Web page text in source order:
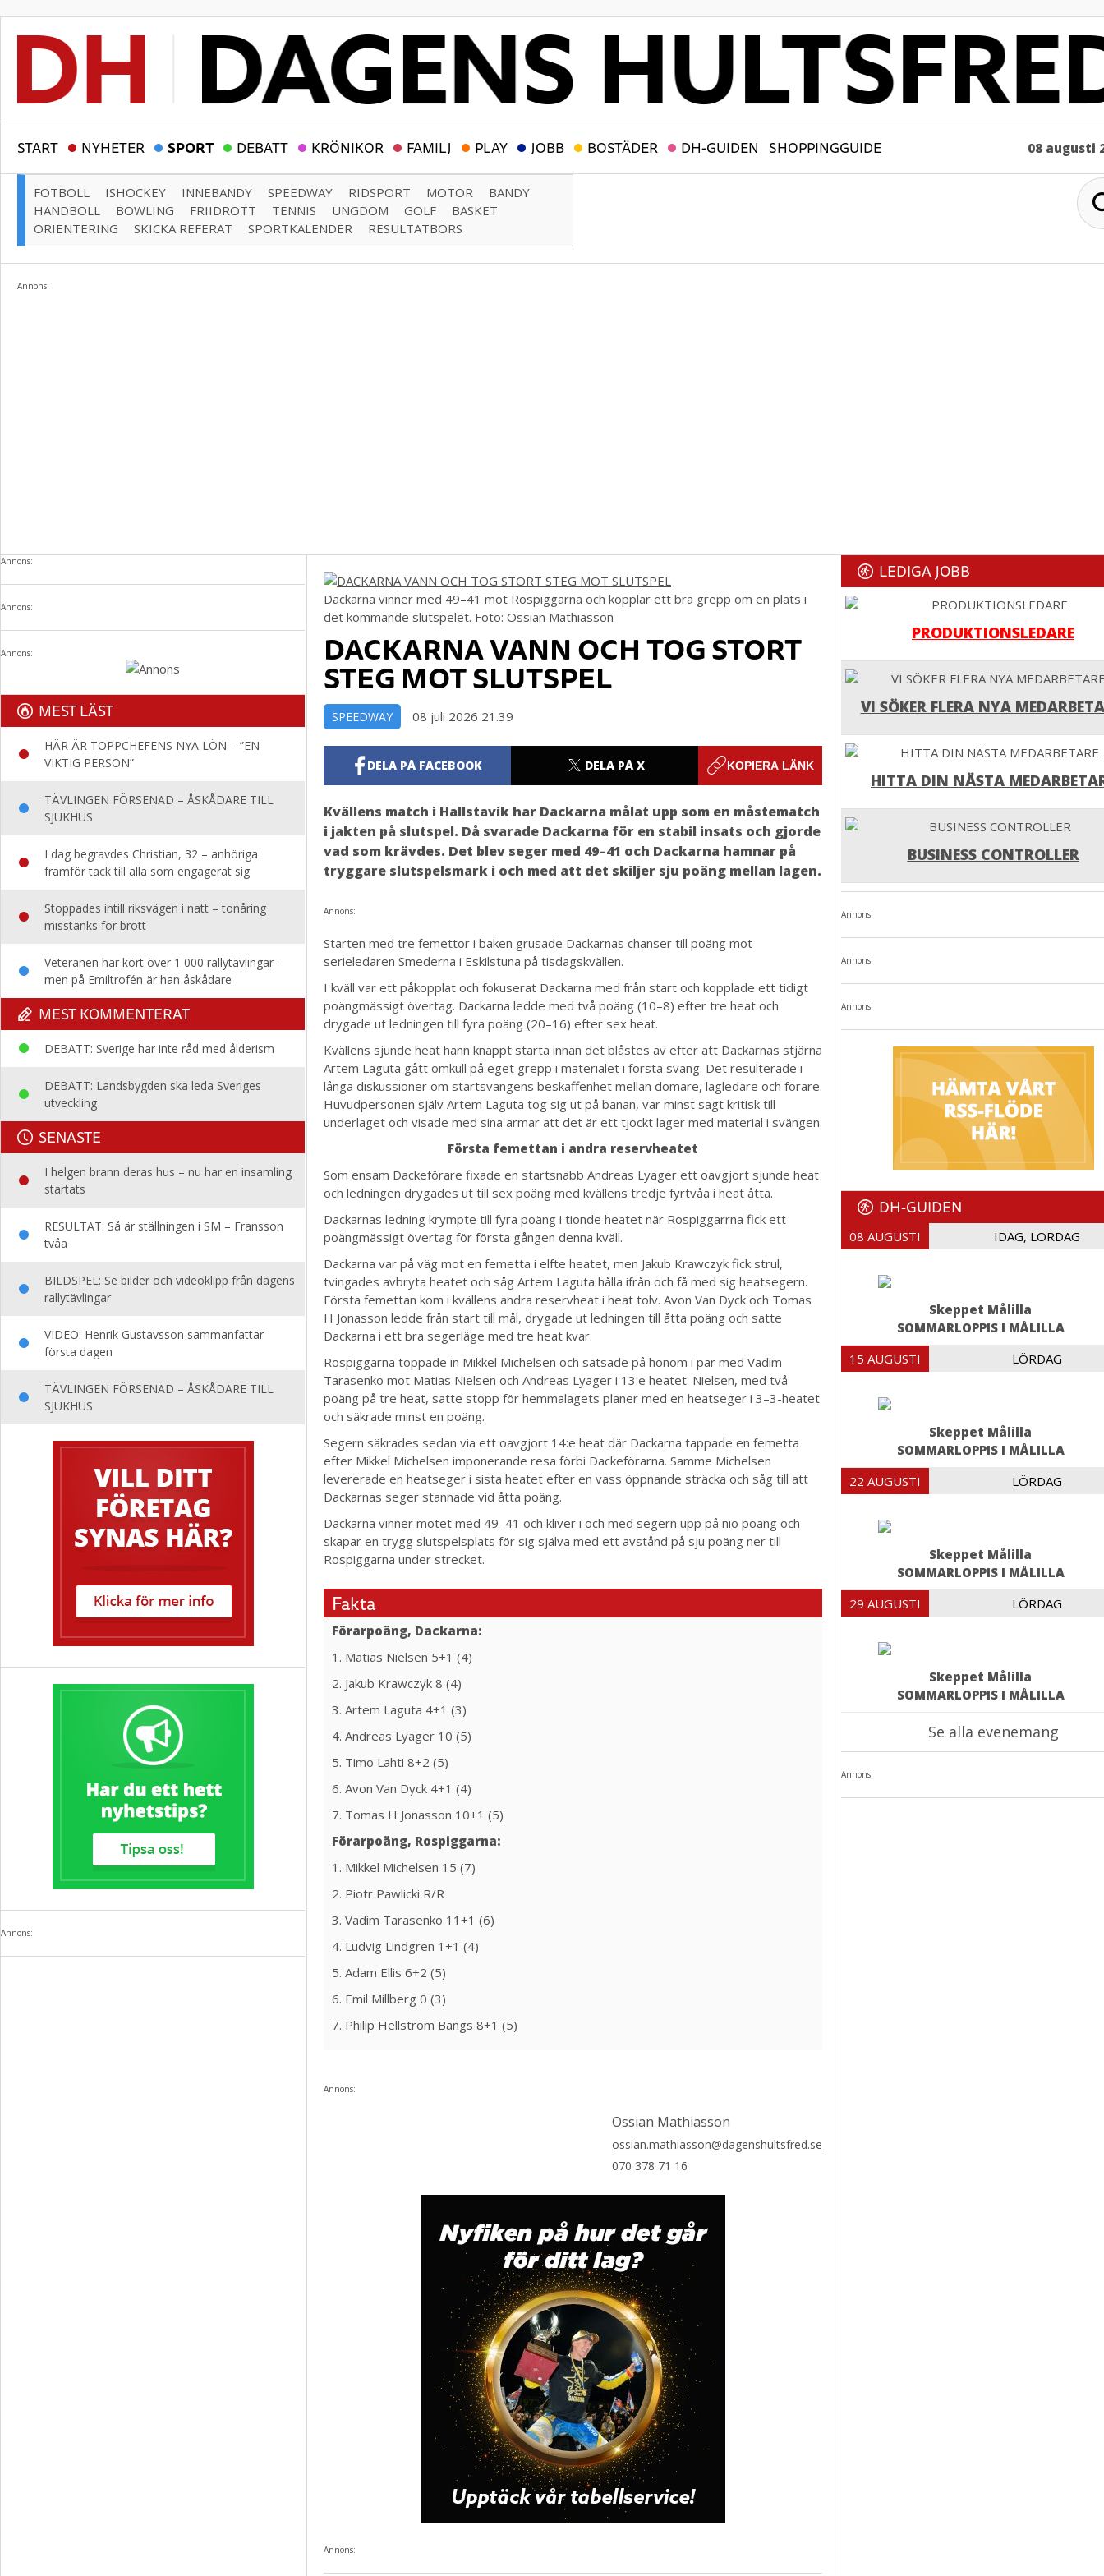
START NYHETER SPORT DEBATT KRÖNIKOR FAMILJ PLAY JOBB BOSTÄDER DH-GUIDEN SHOPPINGGUIDE 08 augusti
FOTBOLL ISHOCKEY INNEBANDY SPEEDWAY RIDSPORT MOTOR
BANDY
HANDBOLL
BOWLING FRIIDROTT TENNIS UNGDOM GOLF
BASKET
ORIENTERING
SKICKA REFERAT SPORTKALENDER RESULTATBÖRS
Annons:
Annons:
Annons:
Annons:
MEST LÄST
HÄR ÄR TOPPCHEFENS NYA LÖN – ”EN
VIKTIG PERSON”
TÄVLINGEN FÖRSENAD – ÅSKÅDARE TILL
SJUKHUS
I dag begravdes Christian, 32 – anhöriga
framför tack till alla som engagerat sig
Stoppades intill riksvägen i natt – tonåring
misstänks för brott
Veteranen har kört över 1 000 rallytävlingar –
men på Emiltrofén är han åskådare
MEST KOMMENTERAT
DEBATT: Sverige har inte råd med ålderism
DEBATT: Landsbygden ska leda Sveriges
utveckling
SENASTE
I helgen brann deras hus – nu har en insamling
startats
RESULTAT: Så är ställningen i SM – Fransson
tvåa
BILDSPEL: Se bilder och videoklipp från dagens
rallytävlingar
VIDEO: Henrik Gustavsson sammanfattar
första dagen
TÄVLINGEN FÖRSENAD – ÅSKÅDARE TILL
SJUKHUS
Annons:
Dackarna vinner med 49–41 mot Rospiggarna och kopplar ett bra grepp om en plats i
det kommande slutspelet. Foto: Ossian Mathiasson
DACKARNA VANN OCH TOG STORT
STEG MOT SLUTSPEL
SPEEDWAY 08 juli 2026 21.39
DELA PÅ FACEBOOK DELA PÅ X KOPIERA LÄNK
Kvällens match i Hallstavik har Dackarna målat upp som en måstematch
i jakten på slutspel. Då svarade Dackarna för en stabil insats och gjorde
vad som krävdes. Det blev seger med 49–41 och Dackarna hamnar på
tryggare slutspelsmark i och med att det skiljer sju poäng mellan lagen.
Annons:
Starten med tre femettor i baken grusade Dackarnas chanser till poäng mot
serieledaren Smederna i Eskilstuna på tisdagskvällen.
I kväll var ett påkopplat och fokuserat Dackarna med från start och kopplade ett tidigt
poängmässigt övertag. Dackarna ledde med två poäng (10–8) efter tre heat och
drygade ut ledningen till fyra poäng (20–16) efter sex heat.
Kvällens sjunde heat hann knappt starta innan det blåstes av efter att Dackarnas stjärna
Artem Laguta gått omkull på eget grepp i materialet i första sväng. Det resulterade i
långa diskussioner om startsvängens beskaffenhet mellan domare, lagledare och förare.
Huvudpersonen själv Artem Laguta tog sig ut på banan, var minst sagt kritisk till
underlaget och visade med sina armar att det är ett tjockt lager med material i svängen.
Första femettan i andra reservheatet
Som ensam Dackeförare fixade en startsnabb Andreas Lyager ett oavgjort sjunde heat
och ledningen drygades ut till sex poäng med kvällens tredje fyrtvåa i heat åtta.
Dackarnas ledning krympte till fyra poäng i tionde heatet när Rospiggarrna fick ett
poängmässigt övertag för första gången denna kväll.
Dackarna var på väg mot en femetta i elfte heatet, men Jakub Krawczyk fick strul,
tvingades avbryta heatet och såg Artem Laguta hålla ifrån och få med sig heatsegern.
Första femettan kom i kvällens andra reservheat i heat tolv. Avon Van Dyck och Tomas
H Jonasson ledde från start till mål, drygade ut ledningen till åtta poäng och satte
Dackarna i ett bra segerläge med tre heat kvar.
Rospiggarna toppade in Mikkel Michelsen och satsade på honom i par med Vadim
Tarasenko mot Matias Nielsen och Andreas Lyager i 13:e heatet. Nielsen, med två
poäng på tre heat, satte stopp för hemmalagets planer med en heatseger i 3–3-heatet
och säkrade minst en poäng.
Segern säkrades sedan via ett oavgjort 14:e heat där Dackarna tappade en femetta
efter Mikkel Michelsen imponerande resa förbi Dackeförarna. Samme Michelsen
levererade en heatseger i sista heatet efter en vass öppnande sträcka och såg till att
Dackarnas seger stannade vid åtta poäng.
Dackarna vinner mötet med 49–41 och kliver i och med segern upp på nio poäng och
skapar en trygg slutspelsplats för sig själva med ett avstånd på sju poäng ner till
Rospiggarna under strecket.
Fakta
Förarpoäng, Dackarna:
1. Matias Nielsen 5+1 (4)
2. Jakub Krawczyk 8 (4)
3. Artem Laguta 4+1 (3)
4. Andreas Lyager 10 (5)
5. Timo Lahti 8+2 (5)
6. Avon Van Dyck 4+1 (4)
7. Tomas H Jonasson 10+1 (5)
Förarpoäng, Rospiggarna:
1. Mikkel Michelsen 15 (7)
2. Piotr Pawlicki R/R
3. Vadim Tarasenko 11+1 (6)
4. Ludvig Lindgren 1+1 (4)
5. Adam Ellis 6+2 (5)
6. Emil Millberg 0 (3)
7. Philip Hellström Bängs 8+1 (5)
Annons:
Ossian Mathiasson
ossian.mathiasson@dagenshultsfred.se
070 378 71 16
Annons:
LEDIGA JOBB
PRODUKTIONSLEDARE
VI SÖKER FLERA NYA
HITTA DIN NÄSTA
BUSINESS CONTROLLER
Annons:
Annons:
Annons:
DH-GUIDEN
08 AUGUSTI IDAG, LÖRDAG
Skeppet Målilla
SOMMARLOPPIS I MÅLILLA
15 AUGUSTI LÖRDAG
Skeppet Målilla
SOMMARLOPPIS I MÅLILLA
22 AUGUSTI LÖRDAG
Skeppet Målilla
SOMMARLOPPIS I MÅLILLA
29 AUGUSTI LÖRDAG
Skeppet Målilla
SOMMARLOPPIS I MÅLILLA
Se alla evenemang
Annons: